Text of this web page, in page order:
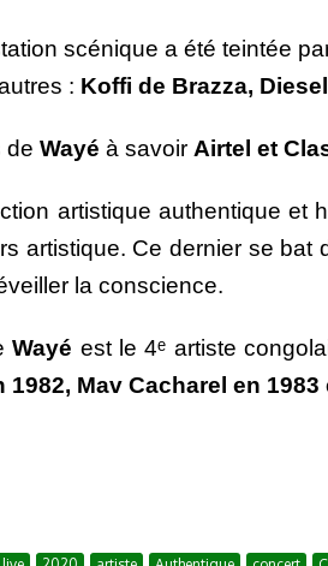
scénique a été teintée
: Koffi de Brazza,
de Wayé à savoir Airtel et
artistique authentique et
artistique. Ce dernier se
la conscience.
Wayé est le 4ᵉ artiste
1982, Mav Cacharel en 1983